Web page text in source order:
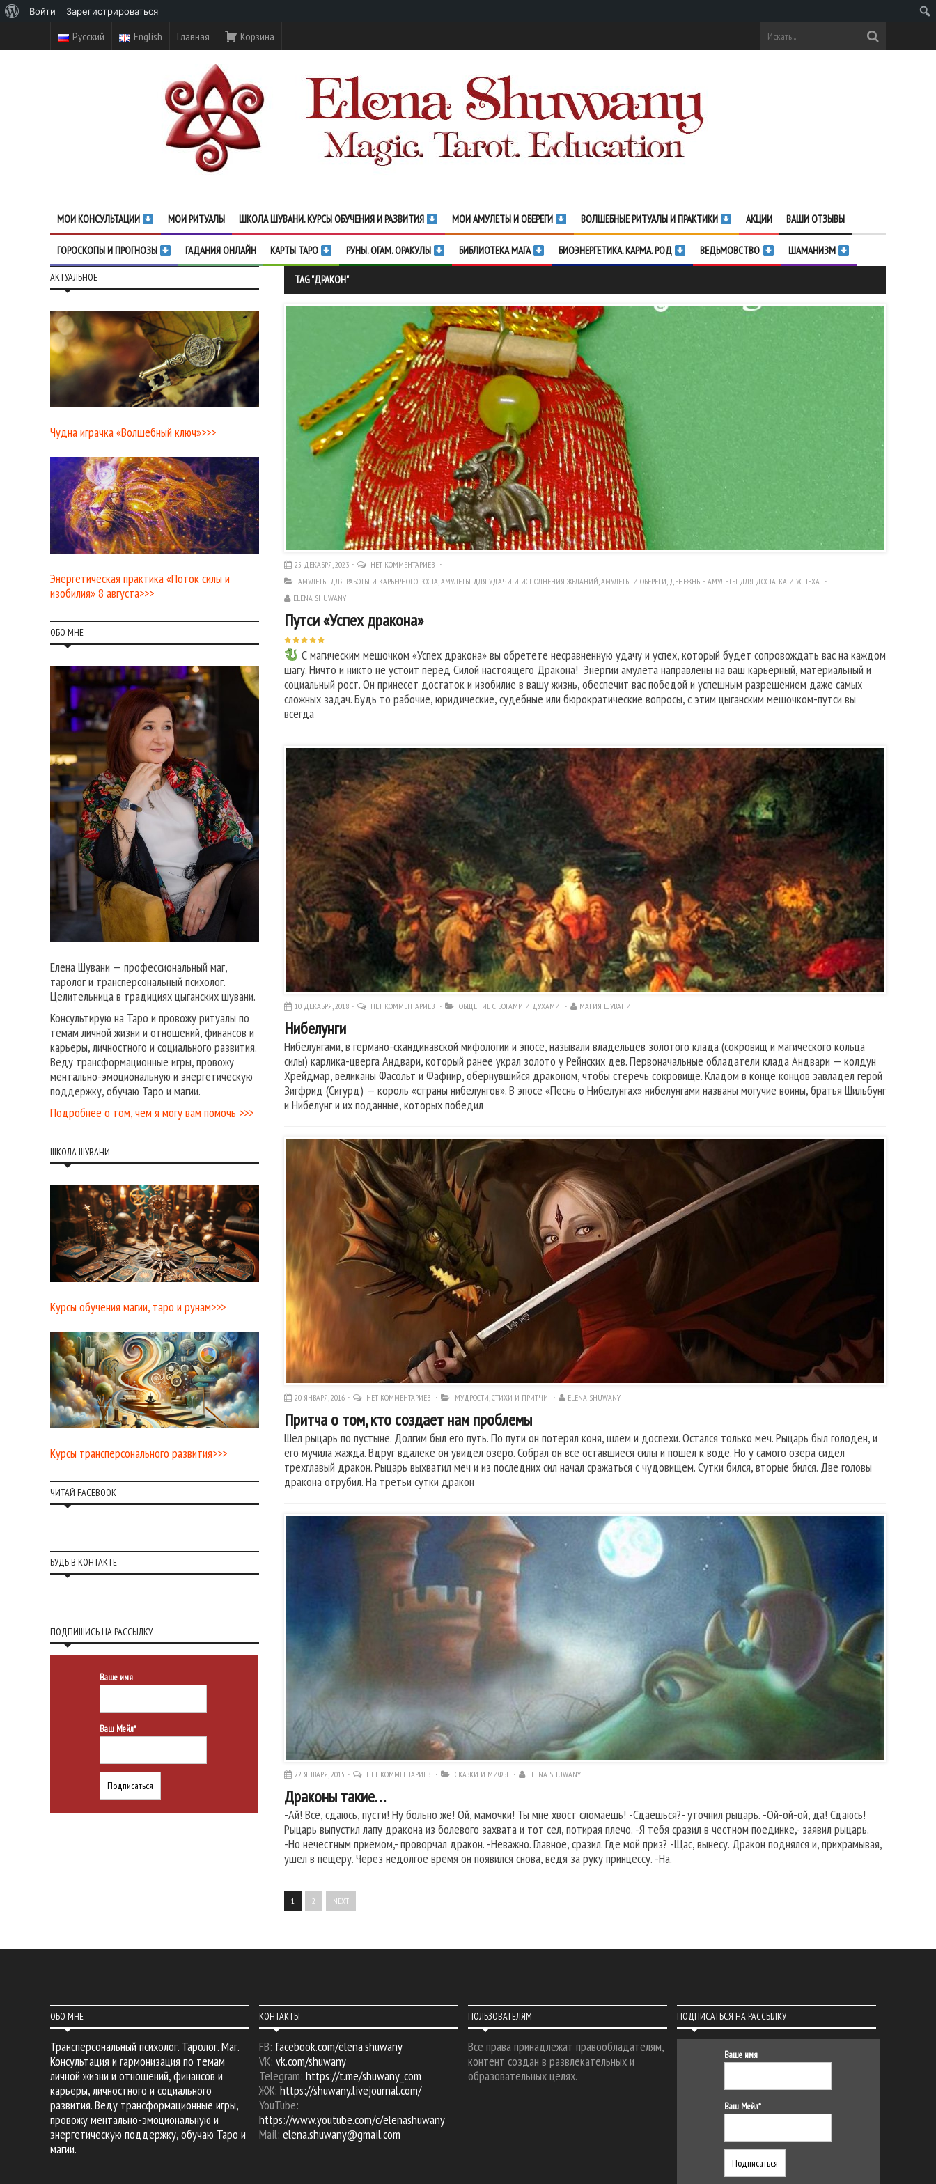
Русский English Главная Корзина
МОИ КОНСУЛЬТАЦИИ МОИ РИТУАЛЫ ШКОЛА ШУВАНИ. КУРСЫ ОБУЧЕНИЯ И РАЗВИТИЯ МОИ АМУЛЕТЫ И ОБЕРЕГИ ВОЛШЕБНЫЕ РИТУАЛЫ И ПРАКТИКИ АКЦИИ ВАШИ ОТЗЫВЫ
ГОРОСКОПЫ И ПРОГНОЗЫ ГАДАНИЯ ОНЛАЙН КАРТЫ ТАРО РУНЫ. ОГАМ. ОРАКУЛЫ БИБЛИОТЕКА МАГА БИОЭНЕРГЕТИКА. КАРМА. РОД ВЕДЬМОВСТВО ШАМАНИЗМ
TAG "ДРАКОН"
25 ДЕКАБРЯ, 2023
НЕТ КОММЕНТАРИЕВ
АМУЛЕТЫ ДЛЯ РАБОТЫ И КАРЬЕРНОГО РОСТА,АМУЛЕТЫ ДЛЯ УДАЧИ И ИСПОЛНЕНИЯ ЖЕЛАНИЙ,АМУЛЕТЫ И ОБЕРЕГИ, ДЕНЕЖНЫЕ АМУЛЕТЫ ДЛЯ ДОСТАТКА И УСПЕХА
ELENA SHUWANY
Путси «Успех дракона»
С магическим мешочком «Успех дракона» вы обретете несравненную удачу и успех, который будет сопровождать вас на каждом
шагу. Ничто и никто не устоит перед Силой настоящего Дракона! Энергии амулета направлены на ваш карьерный, материальный и
социальный рост. Он принесет достаток и изобилие в вашу жизнь, обеспечит вас победой и успешным разрешением даже самых
сложных задач. Будь то рабочие, юридические, судебные или бюрократические вопросы, с этим цыганским мешочком-путси вы
всегда
10 ДЕКАБРЯ, 2018 НЕТ КОММЕНТАРИЕВ ОБЩЕНИЕ С БОГАМИ И ДУХАМИ МАГИЯ ШУВАНИ
Нибелунги
Нибелунгами, в германо-скандинавской мифологии и эпосе, называли владельцев золотого клада (сокровищ и магического кольца
силы) карлика-цверга Андвари, который ранее украл золото у Рейнских дев. Первоначальные обладатели клада Андвари — колдун
Хрейдмар, великаны Фасольт и Фафнир, обернувшийся драконом, чтобы стеречь сокровище. Кладом в конце концов завладел герой
Зигфрид (Сигурд) — король «страны нибелунгов». В эпосе «Песнь о Нибелунгах» нибелунгами названы могучие воины, братья Шильбунг
и Нибелунг и их поданные, которых победил
20 ЯНВАРЯ, 2016 НЕТ КОММЕНТАРИЕВ МУДРОСТИ, СТИХИ И ПРИТЧИ ELENA SHUWANY
Притча о том, кто создает нам проблемы
Шел рыцарь по пустыне. Долгим был его путь. По пути он потерял коня, шлем и доспехи. Остался только меч. Рыцарь был голоден, и
его мучила жажда. Вдруг вдалеке он увидел озеро. Собрал он все оставшиеся силы и пошел к воде. Но у самого озера сидел
трехглавый дракон. Рыцарь выхватил меч и из последних сил начал сражаться с чудовищем. Сутки бился, вторые бился. Две головы
дракона отрубил. На третьи сутки дракон
22 ЯНВАРЯ, 2015 НЕТ КОММЕНТАРИЕВ СКАЗКИ И МИФЫ ELENA SHUWANY
Драконы такие…
-Ай! Всё, сдаюсь, пусти! Ну больно же! Ой, мамочки! Ты мне хвост сломаешь! -Сдаешься?- уточнил рыцарь. -Ой-ой-ой, да! Сдаюсь!
Рыцарь выпустил лапу дракона из болевого захвата и тот сел, потирая плечо. -Я тебя сразил в честном поединке,- заявил рыцарь.
-Но нечестным приемом,- проворчал дракон. -Неважно. Главное, сразил. Где мой приз? -Щас, вынесу. Дракон поднялся и, прихрамывая,
ушел в пещеру. Через недолгое время он появился снова, ведя за руку принцессу. -На.
1 2 NEXT
АКТУАЛЬНОЕ
Чудна играчка «Волшебный ключ»>>>
Энергетическая практика «Поток силы и
изобилия» 8 августа>>>
ОБО МНЕ
Елена Шувани — профессиональный маг,
таролог и трансперсональный психолог.
Целительница в традициях цыганских шувани.
Консультирую на Таро и провожу ритуалы по
темам личной жизни и отношений, финансов и
карьеры, личностного и социального развития.
Веду трансформационные игры, провожу
ментально-эмоциональную и энергетическую
поддержку, обучаю Таро и магии.
Подробнее о том, чем я могу вам помочь >>>
ШКОЛА ШУВАНИ
Курсы обучения магии, таро и рунам>>>
Курсы трансперсонального развития>>>
ЧИТАЙ FACEBOOK
БУДЬ В КОНТАКТЕ
ПОДПИШИСЬ НА РАССЫЛКУ
Ваше имя
Ваш Мейл*
ОБО МНЕ
Трансперсональный психолог. Таролог. Маг.
Консультация и гармонизация по темам
личной жизни и отношений, финансов и
карьеры, личностного и социального
развития. Веду трансформационные игры,
провожу ментально-эмоциональную и
энергетическую поддержку, обучаю Таро и
магии.
КОНТАКТЫ
FB: facebook.com/elena.shuwany
VK: vk.com/shuwany
Telegram: https://t.me/shuwany_com
ЖЖ: https://shuwany.livejournal.com/
YouTube:
https://www.youtube.com/c/elenashuwany
Mail: elena.shuwany@gmail.com
ПОЛЬЗОВАТЕЛЯМ
Все права принадлежат правообладателям,
контент создан в развлекательных и
образовательных целях.
ПОДПИСАТЬСЯ НА РАССЫЛКУ
Ваше имя
Ваш Мейл*
WordPress
Войти Зарегистрироваться